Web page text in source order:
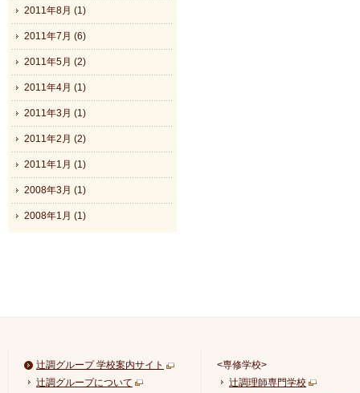
2011年8月 (1)
2011年7月 (6)
2011年5月 (2)
2011年4月 (1)
2011年3月 (1)
2011年2月 (2)
2011年1月 (1)
2008年3月 (1)
2008年1月 (1)
辻調グループ 学校案内サイト
辻調グループについて
<専修学校>
辻調理師専門学校